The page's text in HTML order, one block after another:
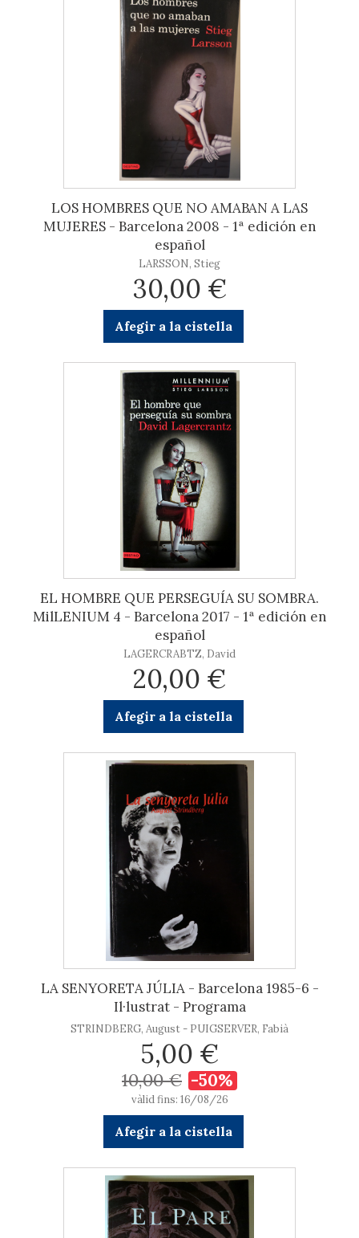
LOS HOMBRES QUE NO AMABAN A LAS
MUJERES - Barcelona 2008 - 1ª edición en
español
LARSSON, Stieg
30,00 €
Afegir a la cistella
EL HOMBRE QUE PERSEGUÍA SU SOMBRA.
MilLENIUM 4 - Barcelona 2017 - 1ª edición en
español
LAGERCRABTZ, David
20,00 €
Afegir a la cistella
LA SENYORETA JÚLIA - Barcelona 1985-6 -
Il·lustrat - Programa
STRINDBERG, August - PUIGSERVER, Fabià
5,00 €
10,00 € -50%
vàlid fins: 16/08/26
Afegir a la cistella